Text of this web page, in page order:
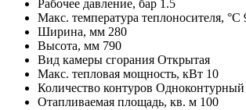
Рабочее давление, бар 1.5
Макс. температура теплоносителя, °C
Ширина, мм 280
Высота, мм 790
Вид камеры сгорания Открытая
Макс. тепловая мощность, кВт 10
Количество контуров Одноконтурный
Отапливаемая площадь, кв. м 100